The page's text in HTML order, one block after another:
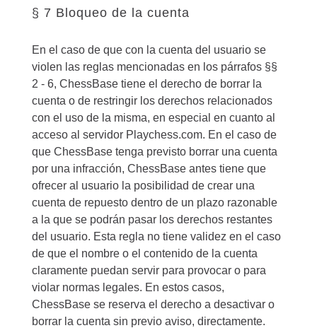
§ 7 Bloqueo de la cuenta
En el caso de que con la cuenta del usuario se
violen las reglas mencionadas en los párrafos §§
2 - 6, ChessBase tiene el derecho de borrar la
cuenta o de restringir los derechos relacionados
con el uso de la misma, en especial en cuanto al
acceso al servidor Playchess.com. En el caso de
que ChessBase tenga previsto borrar una cuenta
por una infracción, ChessBase antes tiene que
ofrecer al usuario la posibilidad de crear una
cuenta de repuesto dentro de un plazo razonable
a la que se podrán pasar los derechos restantes
del usuario. Esta regla no tiene validez en el caso
de que el nombre o el contenido de la cuenta
claramente puedan servir para provocar o para
violar normas legales. En estos casos,
ChessBase se reserva el derecho a desactivar o
borrar la cuenta sin previo aviso, directamente.